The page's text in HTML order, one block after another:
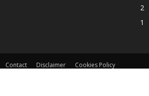
2
1
Contact Disclaimer
Cookies Policy